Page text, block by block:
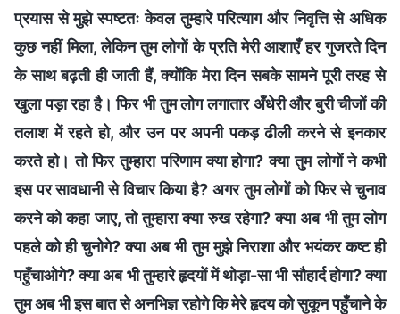
प्रयास से मुझे स्पष्टतः केवल तुम्हारे परित्याग और निवृत्ति से अधिक
कुछ नहीं मिला, लेकिन तुम लोगों के प्रति मेरी आशाएँ हर गुजरते दिन
के साथ बढ़ती ही जाती हैं, क्योंकि मेरा दिन सबके सामने पूरी तरह से
खुला पड़ा रहा है। फिर भी तुम लोग लगातार अँधेरी और बुरी चीजों की
तलाश में रहते हो, और उन पर अपनी पकड़ ढीली करने से इनकार
करते हो। तो फिर तुम्हारा परिणाम क्या होगा? क्या तुम लोगों ने कभी
इस पर सावधानी से विचार किया है? अगर तुम लोगों को फिर से चुनाव
करने को कहा जाए, तो तुम्हारा क्या रुख रहेगा? क्या अब भी तुम लोग
पहले को ही चुनोगे? क्या अब भी तुम मुझे निराशा और भयंकर कष्ट ही
पहुँचाओगे? क्या अब भी तुम्हारे हृदयों में थोड़ा-सा भी सौहार्द होगा? क्या
तुम अब भी इस बात से अनभिज्ञ रहोगे कि मेरे हृदय को सुकून पहुँचाने के